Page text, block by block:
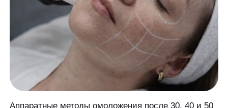
Аппаратные методы омоложения после 30, 40 и 50